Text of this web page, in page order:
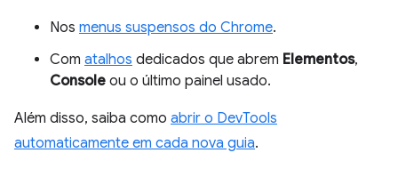
Nos menus suspensos do Chrome.
Com atalhos dedicados que abrem Elementos,
Console ou o último painel usado.
Além disso, saiba como abrir o DevTools
automaticamente em cada nova guia.